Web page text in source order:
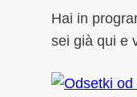
Hai in
sei già qui e